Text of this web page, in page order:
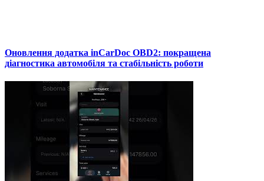
Оновлення додатка inCarDoc OBD2: покращена
діагностика автомобіля та стабільність роботи